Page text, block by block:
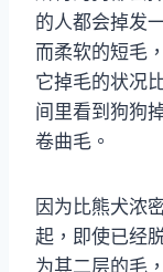
的人都会掉发
而柔软的短毛
它掉毛的状况
间里看到狗狗
卷曲毛。
因为比熊犬浓
起，即使已经
为其二层的毛